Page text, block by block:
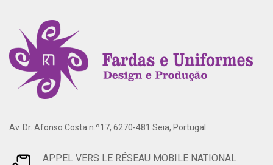
Av. Dr. Afonso Costa n.º17, 6270-481 Seia, Portugal
APPEL VERS LE RÉSEAU MOBILE NATIONAL